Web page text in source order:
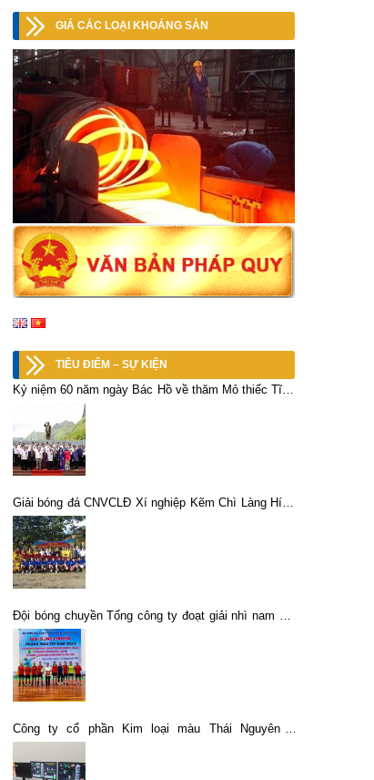
GIÁ CÁC LOẠI KHOÁNG SẢN
TIÊU ĐIỂM – SỰ KIỆN
Kỷ niệm 60 năm ngày Bác Hồ về thăm Mỏ thiếc Tĩnh
Giải bóng đá CNVCLĐ Xí nghiệp Kẽm Chì Làng Hích
năm 2013
Đội bóng chuyền Tổng công ty đoạt giải nhì nam đội
mạnh
Công ty cổ phần Kim loại màu Thái Nguyên –
VIMICO tổ chức phát động đợt thi đua nước rút 90
ngày đêm, phấn đấu hoàn thành kế hoạch XSKD